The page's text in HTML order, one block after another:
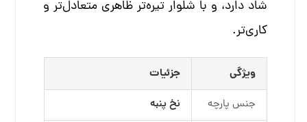
شاد دارد، و با شلوار تیره‌تر ظاهری متعادل‌تر و
کاری‌تر.
ویژگی جزئیات
جنس پارچه نخ پنبه